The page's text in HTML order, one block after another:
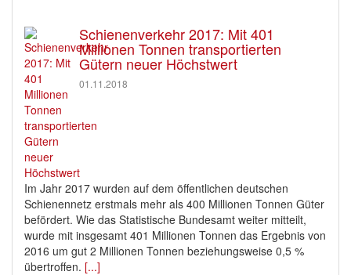
Schienenverkehr 2017: Mit 401
Millionen Tonnen transportierten
Gütern neuer Höchstwert
01.11.2018
Im Jahr 2017 wurden auf dem öffentlichen deutschen
Schienennetz erstmals mehr als 400 Millionen Tonnen Güter
befördert. Wie das Statistische Bundesamt weiter mitteilt,
wurde mit insgesamt 401 Millionen Tonnen das Ergebnis von
2016 um gut 2 Millionen Tonnen beziehungsweise 0,5 %
übertroffen. [...]